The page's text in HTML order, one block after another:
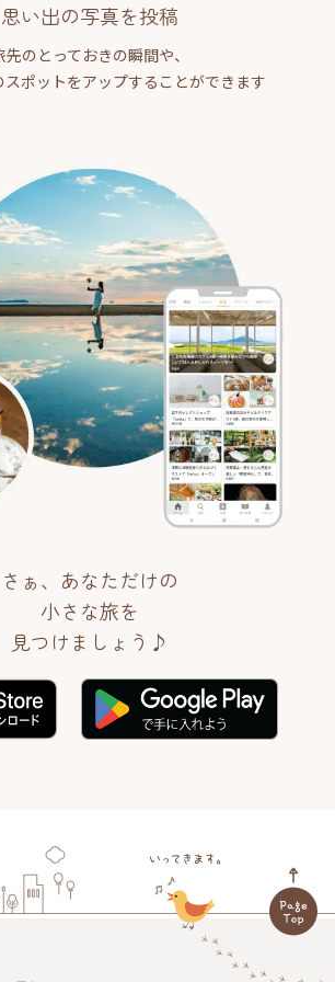
思い出の写真を投稿
先のとっておきの瞬間や、
スポットをアップすることができます
さぁ、あなただけの
小さな旅を
見つけましょう♪